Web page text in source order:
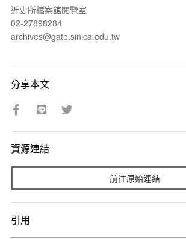
近史所檔案館閱覽室
02-27898284
archives@gate.sinica.edu.tw
分享本文
資源連結
前往原始連結
引用